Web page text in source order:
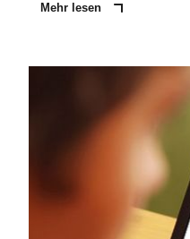
Mehr lesen